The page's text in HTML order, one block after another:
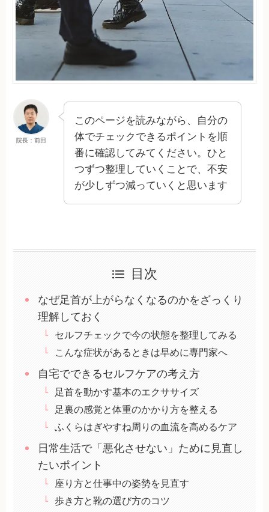
院長：前田
このページを読みながら、自分の
体でチェックできるポイントを順
番に確認してみてください。ひと
つずつ整理していくことで、不安
が少しずつ減っていくと思います
目次
なぜ足首が上がらなくなるのかをざっくり
理解しておく
セルフチェックで今の状態を整理してみる
こんな症状があるときは早めに専門家へ
自宅でできるセルフケアの考え方
足首を動かす基本のエクササイズ
足裏の感覚と体重のかかり方を整える
ふくらはぎやすね周りの血流を高めるケア
日常生活で「悪化させない」ために見直し
たいポイント
座り方と仕事中の姿勢を見直す
歩き方と靴の選び方のコツ